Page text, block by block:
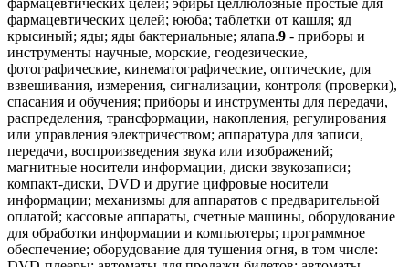
9 - приборы и инструменты научные, морские, геодезические, фотографические, кинематографические, оптические, для взвешивания, измерения, сигнализации, контроля (проверки), спасания и обучения; приборы и инструменты для передачи, распределения, трансформации, накопления, регулирования или управления электричеством; аппаратура для записи, передачи, воспроизведения звука или изображений; магнитные носители информации, диски звукозаписи; компакт-диски, DVD и другие цифровые носители информации; механизмы для аппаратов с предварительной оплатой; кассовые аппараты, счетные машины, оборудование для обработки информации и компьютеры; программное обеспечение; оборудование для тушения огня, в том числе: DVD-плееры; автоматы для продажи билетов; автоматы музыкальные с предварительной оплатой; автоответчики телефонные; автомобили пожарные; аккумуляторы электрические; аккумуляторы электрические для транспортных средств; актинометры; алидады; альтиметры; амперметры; анемометры; аноды; антенны; антикатоды; апертометры [оптические]; аппаратура высокочастотная; аппаратура для анализов, за исключением медицинской; аппаратура для дистанционного управления; аппаратура для дистанционного управления железнодорожными стрелками электродинамическая; аппаратура для дистанционного управления сигналами электродинамическая; аппаратура для наблюдения и контроля электрическая; аппаратура звукозаписывающая; аппараты глобальной системы позиционирования; аппараты дистилляционные для научных целей; аппараты дифракционные [микроскопия]; аппараты для анализа состава воздуха; аппараты для контроля оплаты почтовыми марками; аппараты для передачи звука; аппараты для ферментации [приборы лабораторные]; аппараты дыхательные для подводного плавания; аппараты дыхательные, за исключением аппаратов искусственного дыхания; аппараты и установки для генерации рентгеновского излучения, за исключением используемых в медицине; аппараты коммутационные электрические; аппараты переговорные; аппараты перегонные лабораторные; аппараты проекционные; аппараты рентгеновские для промышленных целей; аппараты рентгеновские, за исключением используемых для медицинских целей; аппараты светокопировальные; аппараты светосигнальные [проблесковые]; аппараты стереоскопические; аппараты телефонные; аппараты факсимильные; аппараты фототелеграфные; аппараты электрические для дистанционного зажигания; ареометры для кислот; ацидометры; ареометры для определения плотности соляных растворов; ацидометры для аккумуляторных батарей; аэрометры; бакены светящиеся; буи светящиеся; банки аккумуляторов; барометры; батареи анодные; батареи гальванических элементов; батареи для систем зажигания; батареи солнечные; батареи электрические; безмены [весы]; бетатроны; бинокли; бирки для товаров электронные; бленды; блоки магнитной ленты для компьютеров; блоки памяти для компьютеров; брандспойты; браслеты идентификационные магнитные; брезент для спасательных работ; буи сигнальные; буи спасательные; буи указательные; буссоли; компасы; вакуумметры; ванны электролитические; вариометры; верньеры; нониусы; весы; весы конторские для писем; весы платформенные; весы прецизионные; вехи [геодезические инструменты]; рейки нивелирные [геодезические инструменты]; видеокамеры; видеокассеты; видеотелефоны; видеоэкраны; видоискатели для фотоаппаратов; вилки штепсельные [электрические соединения]; розетки штепсельные [электрические соединения]; соединения штепсельные [электрические]; винты микрометрические для оптических приборов и инструментов; вискозиметры; включатели электроцепи; волномеры; вольтметры; выключатели закрытые [электрические]; выпрямители тока; газоанализаторы; газометры [измерительные инструменты]; гальванометры; гарнитуры беспроводные для телефонов; гелиографы; гигрометры; гидрометры; гири; глазки [увеличительные линзы] дверные оптические; голограммы; графопостроители; громкоговорители; грузы для лотов; грузы для зондов; грузы для отвесов; дальномеры; денсиметры; денситометры; детали оптические; детекторы; детекторы дыма; детекторы фальшивых монет; диапозитивы [фотография]; диаскопы; диафрагмы [фотография]; диктофоны; динамометры; диоды светоизлучающие [СИД]; дискеты; диски магнитные; диски оптические; диски счетные; дисководы для компьютеров; дисководы с автоматической сменой дисков для компьютеров; ДНК-чипы; доски объявлений электронные; жилеты пуленепробиваемые; жилеты спасательные; жилы идентификационные для электрических проводов; зажимы носовые для пловцов и ныряльщиков; замки электрические; звонки [устройства тревожной сигнализации]; звонки аварийные электрические; звонки дверные электрические; звонки сигнальные; звукопроводы; зеркала для осмотровых работ; знаки дорожные светящиеся или механические; знаки механические; вывески механические; знаки светящиеся; вывески светящиеся; зонды глубоководные; зонды для научных исследований; зуммеры; иглы для проигрывателей; измерители; измерители давления; имитаторы для управления или проверки транспортных средств; инверторы [электрические]; индикаторы давления; индикаторы температурные; наклейки-индикаторы температуры, не для медицинских целей; инкубаторы для бактериальных культур; инструменты измерительные; инструменты космографические; инструменты математические; инструменты нивелирования; инструменты с оптическими окулярами; инструменты топографические; инструменты угломерные; интерфейсы для компьютеров; ионизаторы, за исключением используемых для обработки воздуха или воды; искрогасители; кабели коаксиальные; кабели оптико-волоконные; кабели электрические; калибры; калибры раздвижные; калибры резьбовые; калькуляторы; калькуляторы карманные; камеры декомпрессионные; камеры киносъемочные; карандаши электронные [элементы дисплеев]; каркасы электрических катушек; карточки идентификационные магнитные; картриджи для видеоигр; карты с магнитным кодом; каски для верховой езды; каски защитные; шлемы защитные; кассеты для фотопластинок; кассы-автоматы; катоды; катушки [фотография]; катушки индуктивности [обмотки]; катушки электрические; катушки электромагнитов; кинопленки экспонированные; клавиатуры компьютеров; клапаны соленоидные [электромагнитные переключатели]; клеммы [электричество]; книжки записные электронные; кнопки для звонков; коврики для \"мыши\"; кодеры магнитные; козырьки светозащитные; коллекторы электрические; кольца калибровочные; комбинезоны специальные защитные для летчиков; коммутаторы; компакт-диски [аудио-видео]; компакт-диски [неперезаписываемые]; компараторы; компасы морские; компьютеры персональные переносные; компьютеры портативные; конденсаторы электрические; контакты электрические; конусы для указания направления ветра; конусы дорожные сигнальные; коробки ответвительные [электричество]; коробки распределительные [электричество]; коробки соединительные [электричество]; корпуса аккумуляторов электрических; корпуса громкоговорителей; костюмы для подводного погружения; костюмы огнезащитные; кристаллы галеновые [детекторы]; круги светоотражающие, прикрепляемые к одежде, для предупреждения транспортных аварий; крышки защитные для штепсельных розеток; лаги [измерительные инструменты]; лазеры, за исключением используемых в медицинских целях; лактоденсиметры; лактометры; лампы вакуумные [радио]; лампы для фотолабораторий; лампы термоэлектронные; лампы усилительные электронные; лампы-вспышки [фотография]; ленты для чистки считывающих головок; ленты магнитные; ленты магнитные для видеозаписи; ленты мерные; лестницы спасательные пожарные; линейки [инструменты измерительные]; линейки логарифмические; линзы контактные; линзы корректирующие [оптика]; линзы оптические; линзы-конденсоры; лини лотов; линии магистральные электрические; ложки мерные; лупы [оптика]; лупы ткацкие; магниты; магниты декоративные; манекены для краш-тестов; манекены для тренировки в оказании помощи [приборы для обучения]; манипуляторы типа \"мышь\" [оборудование для обработки информации]; манометры; маски для подводного погружения; маски для сварщиков; маски защитные; материалы для линий электропередач [провода, кабели]; машины для подсчета голосов во время выборов; машины для подсчета и сортировки денег; машины и приборы для испытания материалов; мебель специальная для лабораторий; мегафоны; медиаплееры портативные; мембраны [акустика]; мембраны для научной аппаратуры; металлодетекторы для промышленных или военных целей; метрономы; метры [измерительные инструменты]; метры для плотничьих работ; метры портновские; механизмы для автоматов с предварительной оплатой; механизмы для аппаратов, приводимых в действие жетонами; механизмы предварительной оплаты для телевизоров; механизмы спусковые затворов [фотография]; микрометры; микропроцессоры; микроскопы; микротомы; микрофоны; модемы; молниеотводы; мониторы [компьютерное оборудование]; мониторы [программы для компьютеров]; муфты концевые [электричество]; муфты соединительные для кабелей; наборы инструментов для подготовки образцов [микроскопия]; назубники; наколенники для рабочих; наушники; нивелиры оптические; носители звукозаписи; носители информации оптические; носки с электрообогревом; обеспечение программное для компьютеров; оболочки для электрических кабелей; оболочки идентификационные для электрических проводов; оборудование для взвешивания; оборудование конторское с использованием перфокарт; оборудование спасательные; обувь для защиты от несчастных случаев, излучения и огня; объективы [линзы] [оптика]; объективы для астрофотографии; овоскопы; огнетушители; ограды электрифицированные; ограничители [электричество]; одежда для защиты от несчастных случаев, излучения и огня; одежда для защиты от огня; одежда для защиты от огня из асбестовых тканей; одежда специальная лабораторная; озонаторы; октанты; окуляры; омметры; опоры для запястий при работе с компьютерами; оправы для очков; оправы для пенсне; осциллографы; отвесы; отражатели [оптика]; очки [оптика]; очки солнцезащитные; очки спортивные; панели сигнальные светящиеся или механические; пейджеры; пенсне; переводчики электронные карманные; передатчики [дистанционная связь];